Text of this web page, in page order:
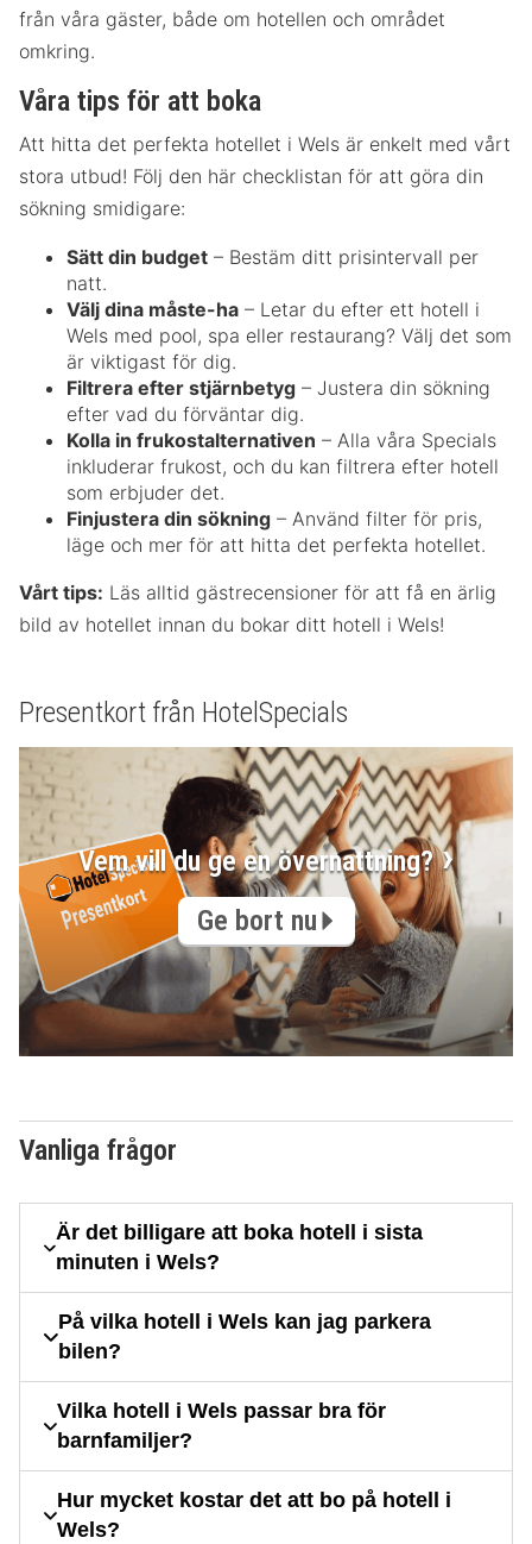
från våra gäster, både om hotellen och området
omkring.
Våra tips för att boka
Att hitta det perfekta hotellet i Wels är enkelt med vårt
stora utbud! Följ den här checklistan för att göra din
sökning smidigare:
Sätt din budget – Bestäm ditt prisintervall per
natt.
Välj dina måste-ha – Letar du efter ett hotell i
Wels med pool, spa eller restaurang? Välj det som
är viktigast för dig.
Filtrera efter stjärnbetyg – Justera din sökning
efter vad du förväntar dig.
Kolla in frukostalternativen – Alla våra Specials
inkluderar frukost, och du kan filtrera efter hotell
som erbjuder det.
Finjustera din sökning – Använd filter för pris,
läge och mer för att hitta det perfekta hotellet.
Vårt tips: Läs alltid gästrecensioner för att få en ärlig
bild av hotellet innan du bokar ditt hotell i Wels!
Presentkort från HotelSpecials
Vem vill du ge en övernattning?
Ge bort nu
Vanliga frågor
Är det billigare att boka hotell i sista
minuten i Wels?
På vilka hotell i Wels kan jag parkera
bilen?
Vilka hotell i Wels passar bra för
barnfamiljer?
Hur mycket kostar det att bo på hotell i
Wels?